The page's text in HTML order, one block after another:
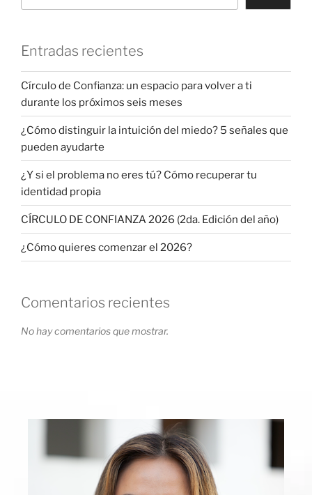
Entradas recientes
Círculo de Confianza: un espacio para volver a ti
durante los próximos seis meses
¿Cómo distinguir la intuición del miedo? 5 señales que
pueden ayudarte
¿Y si el problema no eres tú? Cómo recuperar tu
identidad propia
CÍRCULO DE CONFIANZA 2026 (2da. Edición del año)
¿Cómo quieres comenzar el 2026?
Comentarios recientes
No hay comentarios que mostrar.